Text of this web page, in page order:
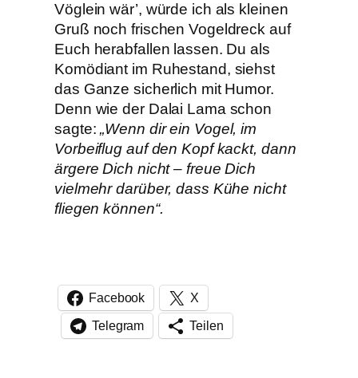
Vöglein wär’, würde ich als kleinen
Gruß noch frischen Vogeldreck auf
Euch herabfallen lassen. Du als
Komödiant im Ruhestand, siehst
das Ganze sicherlich mit Humor.
Denn wie der Dalai Lama schon
sagte:„Wenn dir ein Vogel, im
Vorbeiflug auf den Kopf kackt, dann
ärgere Dich nicht – freue Dich
vielmehr darüber, dass Kühe nicht
fliegen können“.
Facebook X
Telegram Teilen